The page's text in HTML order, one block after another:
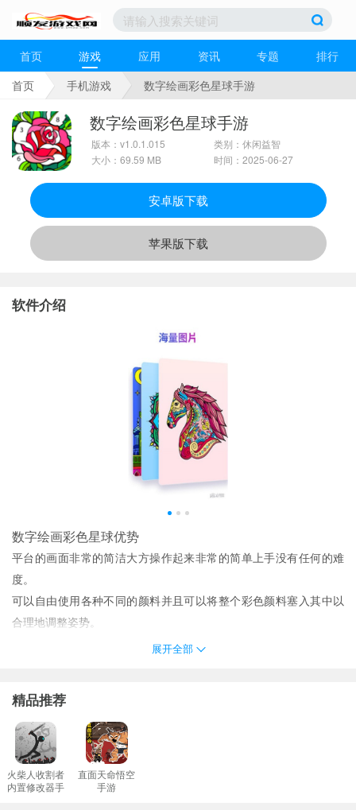
首页 游戏 应用 资讯 专题
排行
首页
手机游戏 数字绘画彩色星球手游
数字绘画彩色星球手游
版本：v1.0.1.015
大小：69.59 MB
类别：休闲益智
时间：2025-06-27
安卓版下载
苹果版下载
软件介绍
数字绘画彩色星球优势
平台的画面非常的简洁大方操作起来非常的简单上手没有任何的难
度。
可以自由使用各种不同的颜料并且可以将整个彩色颜料塞入其中以
合理地调整姿势。
各种各样的模式和精彩的填色玩法这款游戏非常的有趣好玩整个游
作品。
超高的游戏自由度您可以自由绘制独特的创意图案让您获得更高的
积分奖励。
趣味性十足的模式有很多的能够上手的数字填色玩法在等待玩家的
体验和游戏。
展开全部
精品推荐
火柴人收割者
内置修改器手
直面天命悟空
手游